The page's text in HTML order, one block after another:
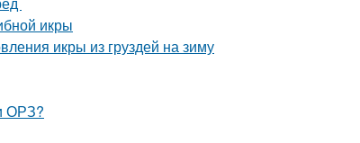
икры
икры из груздей на зиму
ОРЗ?